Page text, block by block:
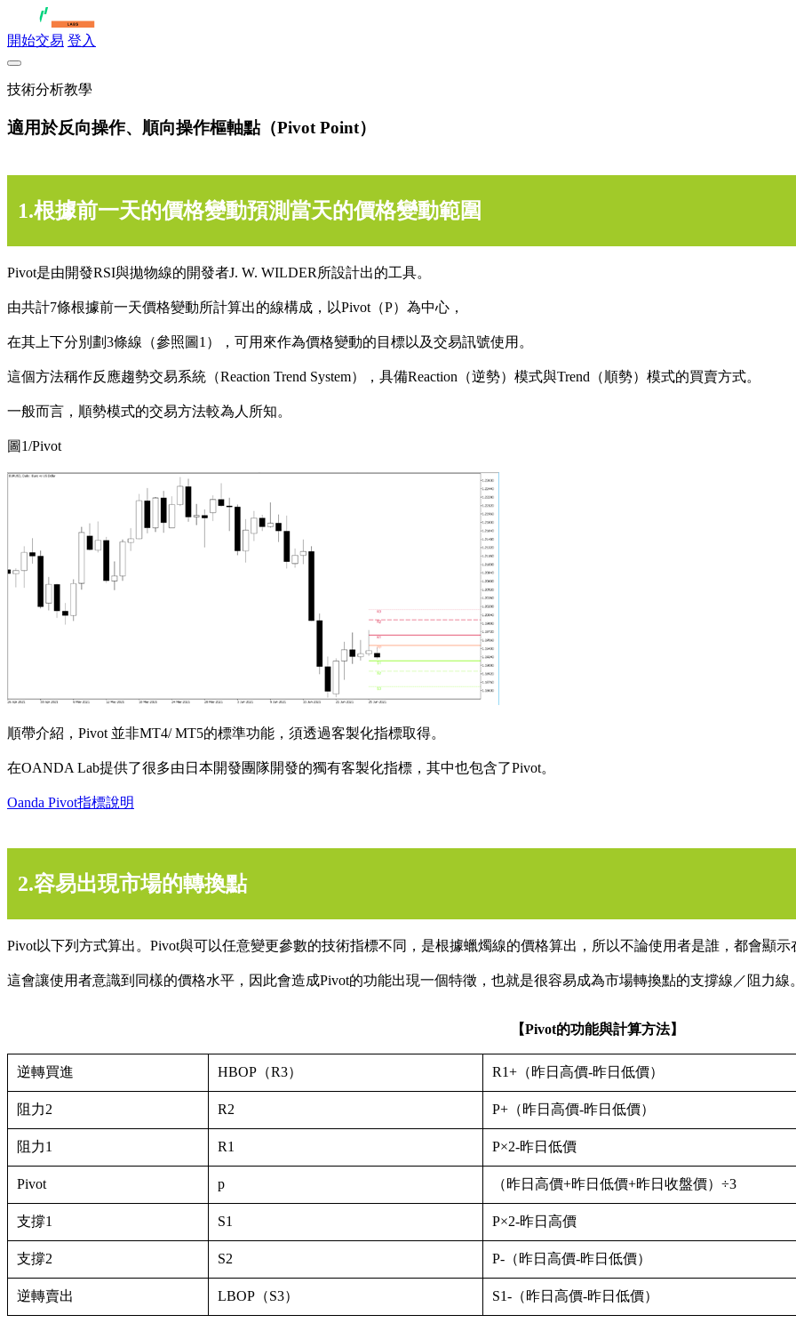
開始交易 登入
技術分析教學
適用於反向操作、順向操作樞軸點（Pivot Point）
1.根據前一天的價格變動預測當天的價格變動範圍
Pivot是由開發RSI與拋物線的開發者J. W. WILDER所設計出的工具。
由共計7條根據前一天價格變動所計算出的線構成，以Pivot（P）為中心，
在其上下分別劃3條線（參照圖1），可用來作為價格變動的目標以及交易訊號使用。
這個方法稱作反應趨勢交易系統（Reaction Trend System），具備Reaction（逆勢）模式與Trend（順勢）模式的買賣方式。
一般而言，順勢模式的交易方法較為人所知。
圖1/Pivot
順帶介紹，Pivot 並非MT4/ MT5的標準功能，須透過客製化指標取得。
在OANDA Lab提供了很多由日本開發團隊開發的獨有客製化指標，其中也包含了Pivot。
Oanda Pivot指標說明
2.容易出現市場的轉換點
Pivot以下列方式算出。Pivot與可以任意變更參數的技術指標不同，是根據蠟燭線的價格算出，所以不論使用者是誰，都會顯示
這會讓使用者意識到同樣的價格水平，因此會造成Pivot的功能出現一個特徵，也就是很容易成為市場轉換點的支撐線／阻力線
【Pivot的功能與計算方法】
逆轉買進 HBOP（R3） R1+（昨日高價-昨日低價）
阻力2 R2 P+（昨日高價-昨日低價）
阻力1 R1 P×2-昨日低價
Pivot p （昨日高價+昨日低價+昨日收盤價）÷3
支撐1 S1 P×2-昨日高價
支撐2 S2 P-（昨日高價-昨日低價）
逆轉賣出 LBOP（S3） S1-（昨日高價-昨日低價）